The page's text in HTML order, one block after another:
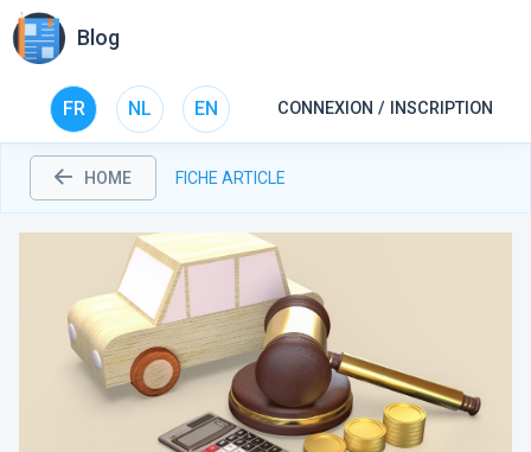
Blog
FR NL EN CONNEXION / INSCRIPTION
HOME FICHE ARTICLE